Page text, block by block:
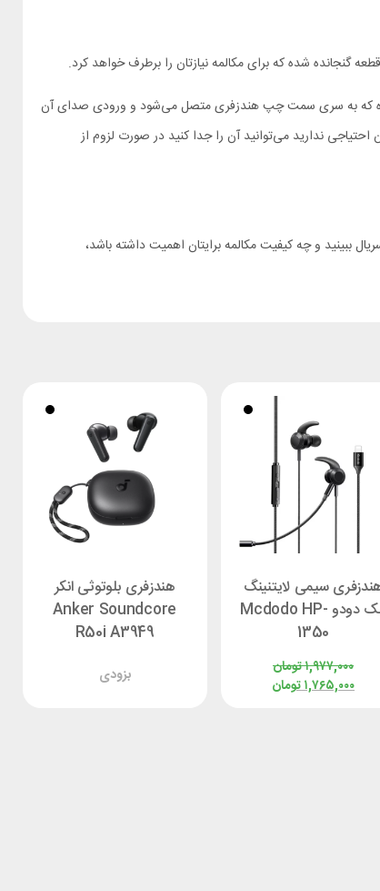
گنجانده شده که برای مکالمه نیازتان را برطرف خواهد کرد.
کرده که به سری سمت چپ هندزفری متصل می‌شود و ورودی صدای آن
ندارید می‌توانید آن را جدا کنید در صورت لزوم از
ببینید و چه کیفیت مکالمه برایتان اهمیت داشته باشد،
سیمی لایتنینگ
مک دودو Mcdodo HP-
1350
تومان۱,۹۷۷,۰۰۰
تومان۱,۷۶۵,۰۰۰
هندزفری بلوتوثی انکر
Anker Soundcore
R50i A3949
بزودی